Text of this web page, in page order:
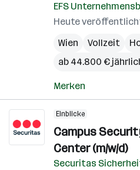
EFS
Heute
Wien
Vollzeit
ab 44.800 €
Merken
Einblicke
Campus
Center (m/w/d)
Securitas